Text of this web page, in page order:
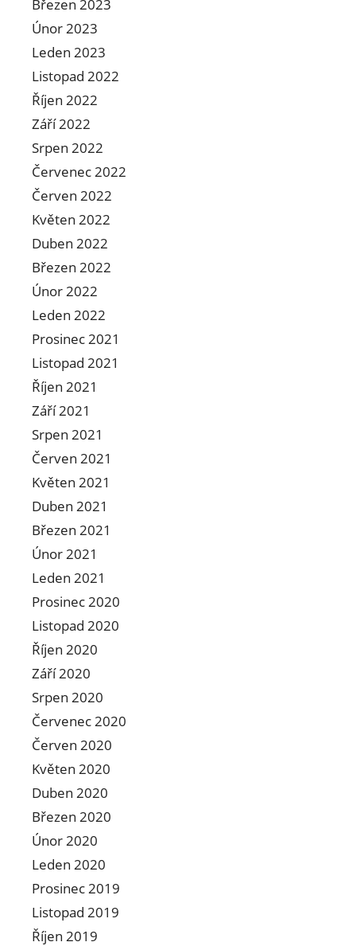
Březen 2023
Únor 2023
Leden 2023
Listopad 2022
Říjen 2022
Září 2022
Srpen 2022
Červenec 2022
Červen 2022
Květen 2022
Duben 2022
Březen 2022
Únor 2022
Leden 2022
Prosinec 2021
Listopad 2021
Říjen 2021
Září 2021
Srpen 2021
Červen 2021
Květen 2021
Duben 2021
Březen 2021
Únor 2021
Leden 2021
Prosinec 2020
Listopad 2020
Říjen 2020
Září 2020
Srpen 2020
Červenec 2020
Červen 2020
Květen 2020
Duben 2020
Březen 2020
Únor 2020
Leden 2020
Prosinec 2019
Listopad 2019
Říjen 2019